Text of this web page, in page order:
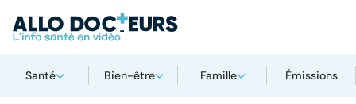
Santé Bien-être Famille Émissions